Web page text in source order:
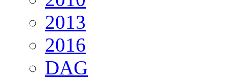
2013
2016
DAG